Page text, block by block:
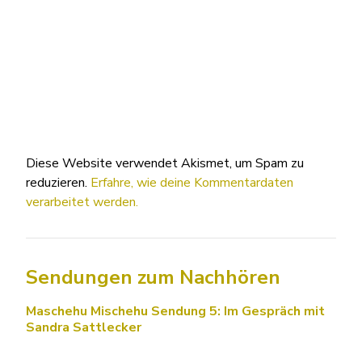
Diese Website verwendet Akismet, um Spam zu
reduzieren. Erfahre, wie deine Kommentardaten
verarbeitet werden.
Sendungen zum Nachhören
Maschehu Mischehu Sendung 5: Im Gespräch mit
Sandra Sattlecker